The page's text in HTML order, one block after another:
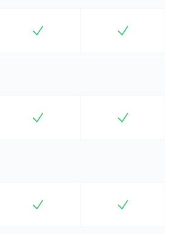
Included Included
Included Included
Included Included